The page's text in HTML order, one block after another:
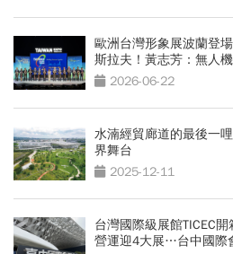
歐洲台灣形象展波蘭登
斯拉夫！黃志芳：無人
錄 2026-06-22
水湳經貿廊道的最後一
界舞台
2025-12-11
台灣國際級展館TICEC
營運迎4大展…台中國際